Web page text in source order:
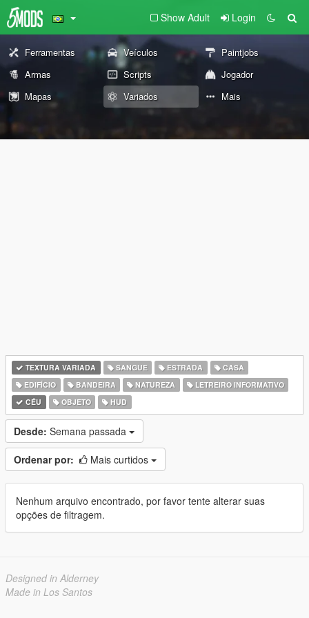
Show Adult Login
Ferramentas Veículos
Paintjobs
Armas
Scripts
Jogador
Mapas
Variados Mais
TEXTURA VARIADA SANGUE ESTRADA
CASA
EDIFÍCIO
BANDEIRA NATUREZA
LETREIRO INFORMATIVO
CÉU
OBJETO HUD
Desde: Semana passada
Ordenar por: Mais curtidos
Nenhum arquivo encontrado, por favor tente alterar suas
opções de filtragem.
Designed in Alderney
Made in Los Santos